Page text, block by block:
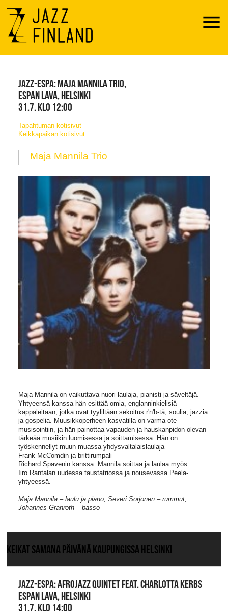
Menu
JAZZ FINLAND LIVE
JAZZ-ESPA: MAJA MANNILA TRIO,
ESPAN LAVA, HELSINKI
31.7. KLO 12:00
Tapahtuman kotisivut
Keikkapaikan kotisivut
Maja Mannila Trio
Maja Mannila on vaikuttava nuori laulaja, pianisti ja säveltäjä.
Yhtyeensä kanssa hän esittää omia, englanninkielisiä
kappaleitaan, jotka ovat tyyliltään sekoitus r'n'b-tä, soulia, jazzia
ja gospelia. Muusikkoperheen kasvatilla on varma ote
musisointiin, jahän painottaa vapauden ja hauskanpidon olevan
tärkeää musiikin luomisessa ja soittamisessa. Hän on
työskennellyt muun muassa yhdysvaltalaislaulaja
Frank McComdinja brittirumpali
Richard Spaveninkanssa. Mannilasoittaa ja laulaa myös
Iiro Rantalan uudessa taustatriossa ja nousevassa Peela-
yhtyeessä.
Maja Mannila – laulu ja piano, Severi Sorjonen – rummut,
Johannes Granroth – basso
KEIKAT SAMANA PÄIVÄNÄ KAUPUNGISSA HELSINKI
JAZZ-ESPA: AFROJAZZ QUINTET FEAT. CHARLOTTA KERBS
ESPAN LAVA, HELSINKI
31.7. KLO 14:00